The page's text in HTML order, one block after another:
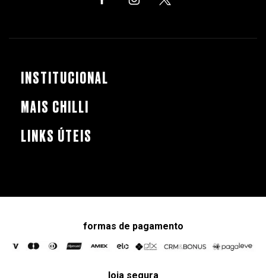
INSTITUCIONAL
MAIS CHILLI
LINKS ÚTEIS
formas de pagamento
loja segura